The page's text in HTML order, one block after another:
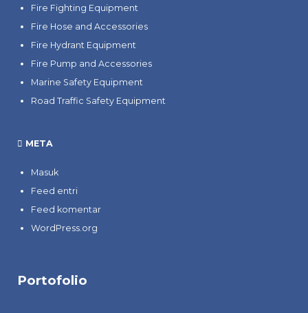
Fire Fighting Equipment
Fire Hose and Accessories
Fire Hydrant Equipment
Fire Pump and Accessories
Marine Safety Equipment
Road Traffic Safety Equipment
META
Masuk
Feed entri
Feed komentar
WordPress.org
Portofolio